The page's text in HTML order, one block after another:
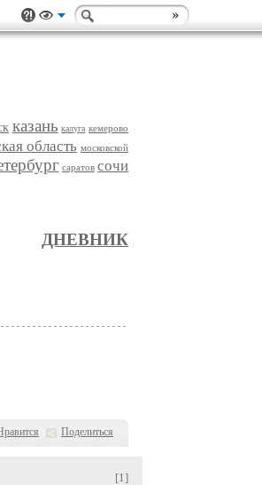
казань калуга кемерово
область московской
саратов сочи
Поделиться
ДНЕВНИК
[1]